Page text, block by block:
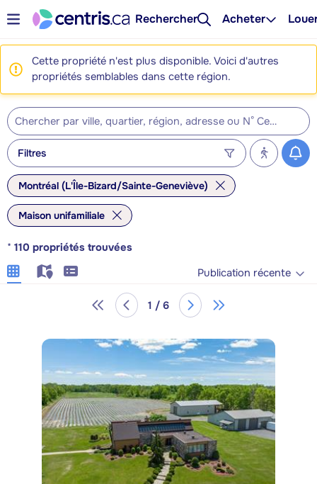
Rechercher Acheter
Cette propriété n'est plus disponible. Voici d'autres
propriétés semblables dans cette région.
Filtres
Montréal (L'Île-Bizard/Sainte-Geneviève)
Maison unifamiliale
* 110 propriétés trouvées
Publication récente
1 / 6